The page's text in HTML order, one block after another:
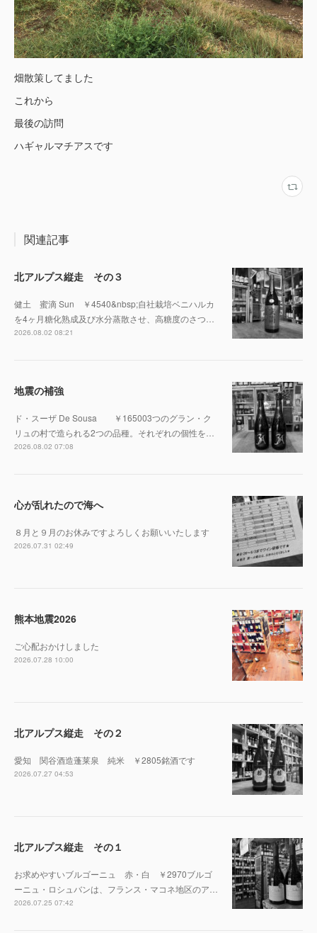
畑散策してました
これから
最後の訪問
ハギャルマチアスです
関連記事
北アルプス縦走 その３
健土 蜜滴 Sun ￥4540&nbsp;自社栽培ベニハルカ
を4ヶ月糖化熟成及び水分蒸散させ、高糖度のさつ…
2026.08.02 08:21
地震の補強
ド・スーザ De Sousa ￥165003つのグラン・ク
リュの村で造られる2つの品種。それぞれの個性を…
2026.08.02 07:08
心が乱れたので海へ
８月と９月のお休みですよろしくお願いいたします
2026.07.31 02:49
熊本地震2026
ご心配おかけしました
2026.07.28 10:00
北アルプス縦走 その２
愛知 関谷酒造蓬莱泉 純米 ￥2805銘酒です
2026.07.27 04:53
北アルプス縦走 その１
お求めやすいブルゴーニュ 赤・白 ￥2970ブルゴ
ーニュ・ロシュバンは、フランス・マコネ地区のア…
2026.07.25 07:42